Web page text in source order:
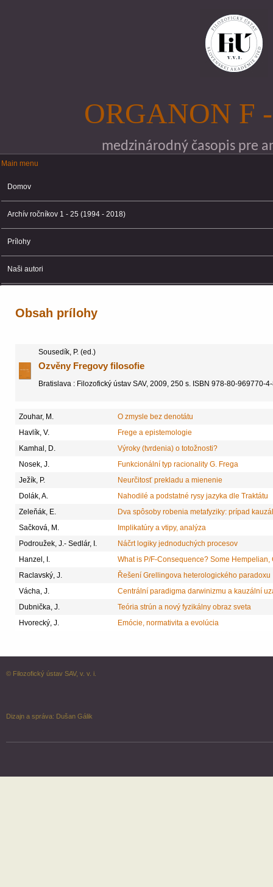
ORGANON F
medzinárodný časopis pre
Main menu
Main menu
Domov
Archív ročníkov 1 - 25 (1994 - 2018)
Prílohy
Naši autori
Obsah prílohy
Sousedík, P. (ed.)
Ozvěny Fregovy filosofie
Bratislava : Filozofický ústav SAV, 2009, 250 s. ISBN 978-80-969770-
Zouhar, M.
O zmysle bez denotátu
Havlík, V.
Frege a epistemologie
Kamhal, D.
Výroky (tvrdenia) o totožnosti?
Nosek, J.
Funkcionální typ racionality G. Frega
Ježík, P.
Neurčitosť prekladu a mienenie
Dolák, A.
Nahodilé a podstatné rysy jazyka dle Traktátu
Zeleňák, E.
Dva spôsoby robenia metafyziky: prípad
Sačková, M.
Implikatúry a vtipy, analýza
Podroužek, J.- Sedlár, I.
Náčrt logiky jednoduchých procesov
Hanzel, I.
What is P/F-Consequence? Some
Raclavský, J.
Řešení Grellingova heterologického paradoxu
Vácha, J.
Centrální paradigma darwinizmu a kauzální
Dubnička, J.
Teória strún a nový fyzikálny obraz sveta
Hvorecký, J.
Emócie, normativita a evolúcia
© Filozofický ústav SAV, v. v. i.
Dizajn a správa: Dušan Gálik